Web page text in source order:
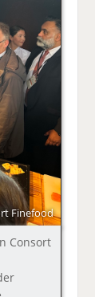
Finefood
Consort